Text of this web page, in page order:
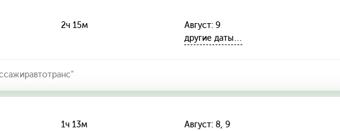
2ч 15м
Август: 9
другие даты…
1ч 13м
Август: 8, 9